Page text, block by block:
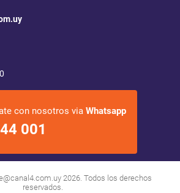
con nosotros via Whatsapp
001
2026. Todos los derechos
reservados.